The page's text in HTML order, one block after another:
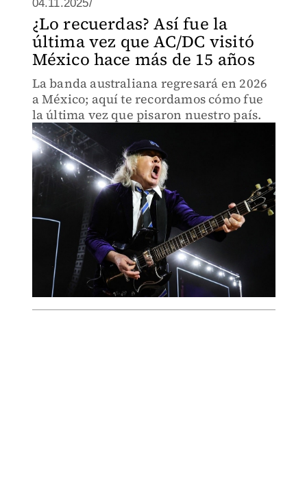
04.11.2025/
¿Lo recuerdas? Así fue la
última vez que AC/DC visitó
México hace más de 15 años
La banda australiana regresará en 2026
a México; aquí te recordamos cómo fue
la última vez que pisaron nuestro país.